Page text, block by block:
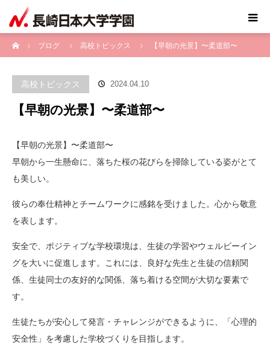
ブログ
高校トピックス 【早朝の光景】〜柔道部〜
高校トピックス 2024.04.10
【早朝の光景】〜柔道部〜
【早朝の光景】〜柔道部〜
早朝から一生懸命に、落ちた桜の花びらを掃除している姿がとて
も美しい。
彼らの奉仕精神とチームワークに感銘を受けました。心から敬意
を表します。
安全で、ポジティブな学校環境は、生徒の学習やウェルビーイン
グを大いに促進します。これには、良好な先生と生徒の信頼関
係、生徒同士の友好的な関係、落ち着ける空間が大切な要素で
す。
生徒たちが安心して発言・チャレンジができるように、「心理的
安全性」を考慮した学校づくりを目指します。